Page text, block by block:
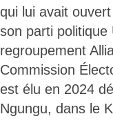
qui lui avait
son parti politique
regroupement
Commission
est élu en 2024
Ngungu, dans le